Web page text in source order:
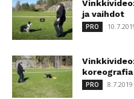
ja vaihdot
PRO
koreografia
PRO 8.7.2019